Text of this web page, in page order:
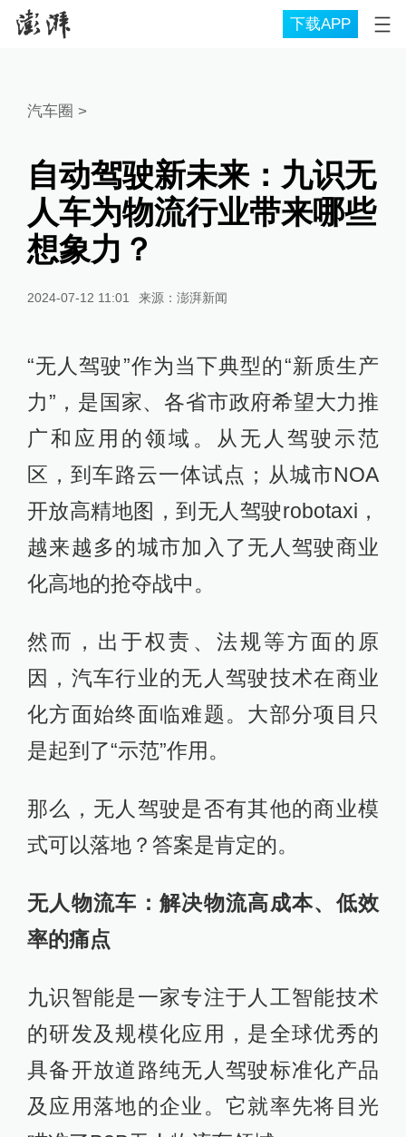
下载APP
汽车圈 >
自动驾驶新未来：九识无
人车为物流行业带来哪些
想象力？
2024-07-12 11:01 来源： 澎湃新闻
“无人驾驶”作为当下典型的“新质生产
力”，是国家、各省市政府希望大力推
广和应用的领域。从无人驾驶示范
区，到车路云一体试点；从城市NOA
开放高精地图，到无人驾驶robotaxi，
越来越多的城市加入了无人驾驶商业
化高地的抢夺战中。
然而，出于权责、法规等方面的原
因，汽车行业的无人驾驶技术在商业
化方面始终面临难题。大部分项目只
是起到了“示范”作用。
那么，无人驾驶是否有其他的商业模
式可以落地？答案是肯定的。
无人物流车：解决物流高成本、低效
率的痛点
九识智能是一家专注于人工智能技术
的研发及规模化应用，是全球优秀的
具备开放道路纯无人驾驶标准化产品
及应用落地的企业。它就率先将目光